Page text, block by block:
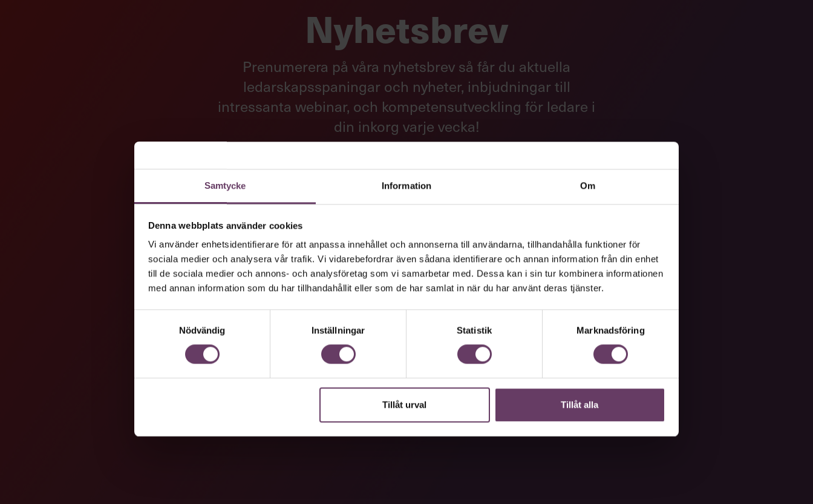
Samtycke Information Om
Denna webbplats använder cookies
Vi använder enhetsidentifierare för att anpassa innehållet och annonserna till användarna, tillhandahålla funktioner för
sociala medier och analysera vår trafik. Vi vidarebefordrar även sådana identifierare och annan information från din enhet
till de sociala medier och annons- och analysföretag som vi samarbetar med. Dessa kan i sin tur kombinera informationen
med annan information som du har tillhandahållit eller som de har samlat in när du har använt deras tjänster.
Nödvändig
Inställningar Statistik Marknadsföring
Tillåt urval Tillåt alla
Nyhetsbrev
Prenumerera på våra nyhetsbrev så får du aktuella
ledarskapsspaningar och nyheter, inbjudningar till
intressanta webinar, och kompetensutveckling för ledare i
din inkorg varje vecka!